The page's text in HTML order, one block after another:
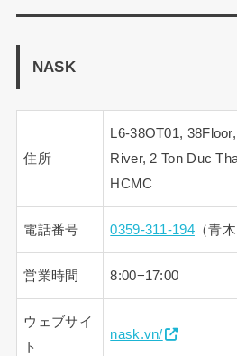
NASK
住所
L6-38OT01,
River, 2 Ton Duc
HCMC
電話番号 0359-311-194（青木
営業時間 8:00−17:00
ウェブサイ
ト
nask.vn/